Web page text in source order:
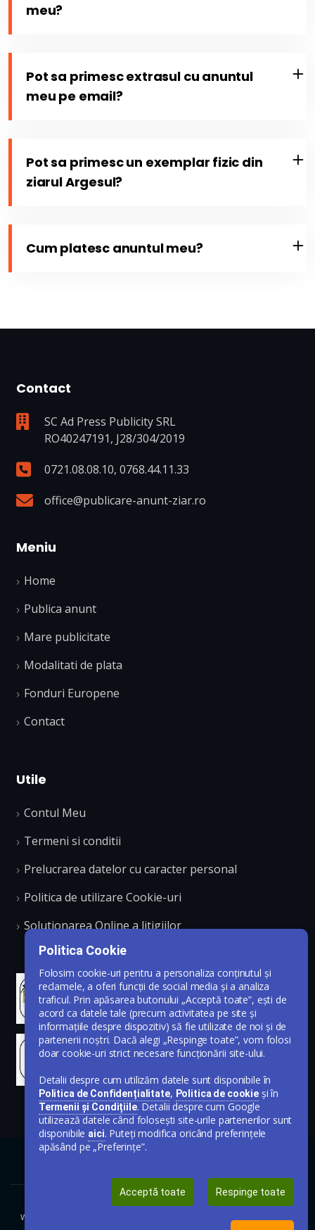
meu?
Pot sa primesc extrasul cu anuntul
meu pe email?
Pot sa primesc un exemplar fizic din
ziarul Argesul?
Cum platesc anuntul meu?
Contact
SC Ad Press Publicity SRL
RO40247191, J28/304/2019
0721.08.08.10, 0768.44.11.33
office@publicare-anunt-ziar.ro
Meniu
Home
Publica anunt
Mare publicitate
Modalitati de plata
Fonduri Europene
Contact
Utile
Contul Meu
Termeni si conditii
Prelucrarea datelor cu caracter personal
Politica de utilizare Cookie-uri
Solutionarea Online a litigiilor
www.publicare-anunt-ziar.ro © Toate drepturile rezervate 2020-
Politica Cookie
Folosim cookie-uri pentru a personaliza conținutul și
reclamele, a oferi funcții de social media și a analiza
traficul. Prin apăsarea butonului „Acceptă toate”, ești de
acord ca datele tale (precum activitatea pe site și
informațiile despre dispozitiv) să fie utilizate de noi și de
partenerii noștri. Dacă alegi „Respinge toate”, vom folosi
doar cookie-uri strict necesare funcționării site-ului.
Detalii despre cum utilizăm datele sunt disponibile în
Politica de Confidențialitate, Politica de cookieși în
Termenii și Condițiile. Detalii despre cum Google
utilizează datele când folosești site-urile partenerilor sunt
disponibile aici. Puteți modifica oricând preferințele
apăsând pe „Preferințe”.
Acceptă toate Respinge toate